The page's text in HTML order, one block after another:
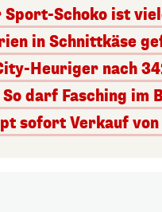
Schoko ist
in Schnittkäse
Heuriger nach
darf Fasching im
sofort Verkauf